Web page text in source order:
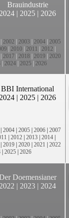
Brauindustrie
2024 | 2025 | 2026
2002 2003 2004 2005
2010 2011 2012
2017 2018 2019 2020
| 2024| 2025| 2026
BBI International
2024 | 2025 | 2026
| 2004 | 2005 | 2006 | 2007
| 2012 | 2013 | 2014 |
| 2019 | 2020 | 2021 | 2022
| 2025| 2026
Doemensianer
2022 | 2023 | 2024